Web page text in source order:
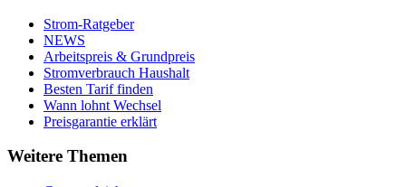
Strom-Ratgeber
NEWS
Arbeitspreis & Grundpreis
Stromverbrauch Haushalt
Besten Tarif finden
Wann lohnt Wechsel
Preisgarantie erklärt
Weitere Themen